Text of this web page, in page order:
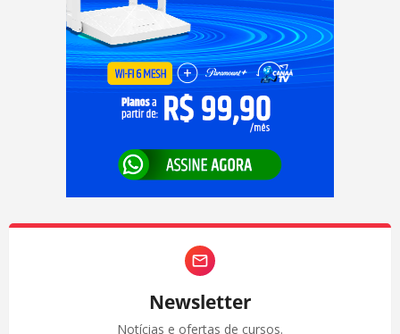
Newsletter
Notícias e ofertas de cursos.